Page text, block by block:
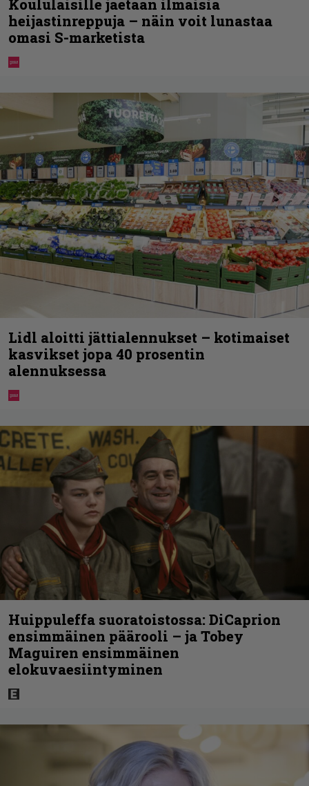
Koululaisille jaetaan ilmaisia
heijastinreppuja – näin voit lunastaa
omasi S-marketista
Lidl aloitti jättialennukset – kotimaiset
kasvikset jopa 40 prosentin
alennuksessa
Huippuleffa suoratoistossa: DiCaprion
ensimmäinen päärooli – ja Tobey
Maguiren ensimmäinen
elokuvaesiintyminen